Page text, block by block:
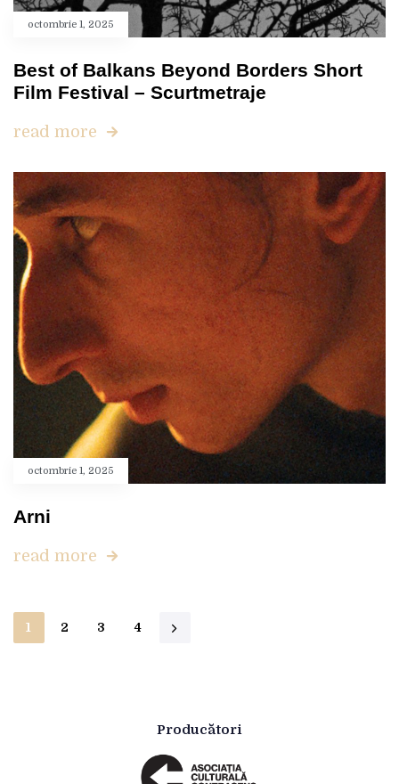
octombrie 1, 2025
Best of Balkans Beyond Borders Short
Film Festival – Scurtmetraje
read more
octombrie 1, 2025
Arni
read more
1 2 3 4
Producători